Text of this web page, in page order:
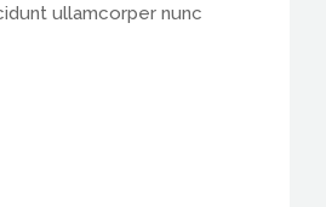
ullamcorper nunc